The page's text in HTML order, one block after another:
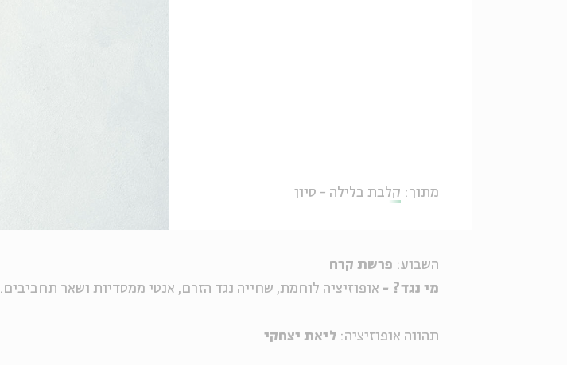
מתוך: קלבת בלילה - סיון
השבוע: פרשת קרח
מי נגד? - אופוזיציה לוחמת, שחייה נגד הזרם, אנטי ממסדיות ושאר תחביבים.
תהווה אופוזיציה: ליאת יצחקי